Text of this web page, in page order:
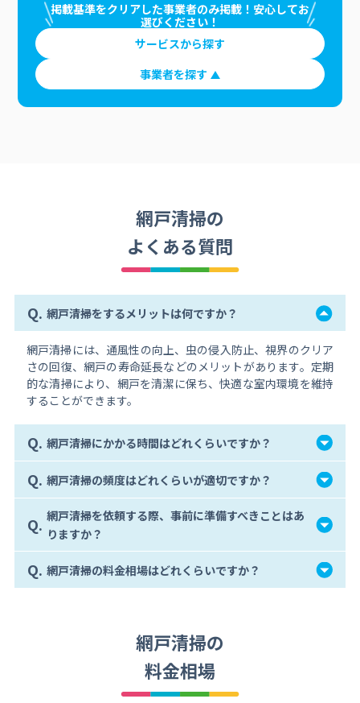
掲載基準をクリアした事業者のみ掲載！安心してお
選びください！
サービスから探す
事業者を探す
網戸清掃の
よくある質問
Q. 網戸清掃をするメリットは何ですか？
網戸清掃には、通風性の向上、虫の侵入防止、視界のクリア
さの回復、網戸の寿命延長などのメリットがあります。定期
的な清掃により、網戸を清潔に保ち、快適な室内環境を維持
することができます。
Q. 網戸清掃にかかる時間はどれくらいですか？
Q. 網戸清掃の頻度はどれくらいが適切ですか？
Q. 網戸清掃を依頼する際、事前に準備すべきことはあ
りますか？
Q. 網戸清掃の料金相場はどれくらいですか？
網戸清掃の
料金相場